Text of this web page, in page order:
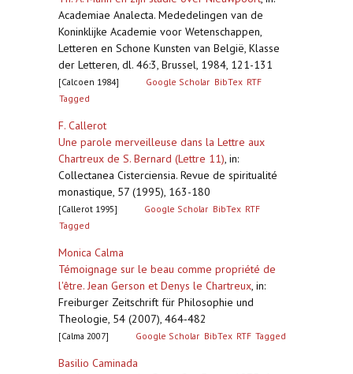
Academiae Analecta. Mededelingen van de
Koninklijke Academie voor Wetenschappen,
Letteren en Schone Kunsten van België, Klasse
der Letteren, dl. 46:3, Brussel, 1984, 121-131
[Calcoen 1984] Google Scholar BibTex RTF
Tagged
F. Callerot
Une parole merveilleuse dans la Lettre aux
Chartreux de S. Bernard (Lettre 11), in:
Collectanea Cisterciensia. Revue de spiritualité
monastique, 57 (1995), 163-180
[Callerot 1995] Google Scholar BibTex RTF
Tagged
Monica Calma
Témoignage sur le beau comme propriété de
l'être. Jean Gerson et Denys le Chartreux, in:
Freiburger Zeitschrift für Philosophie und
Theologie, 54 (2007), 464‐482
[Calma 2007] Google Scholar BibTex RTF Tagged
Basilio Caminada